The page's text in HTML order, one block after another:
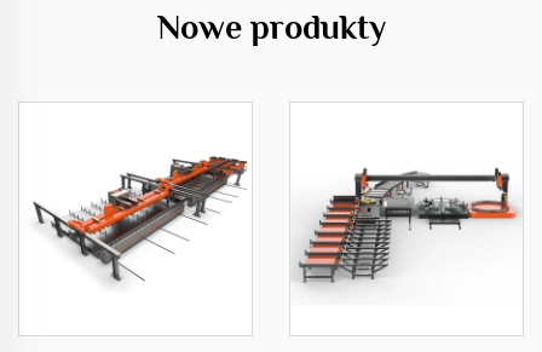
Nowe produkty